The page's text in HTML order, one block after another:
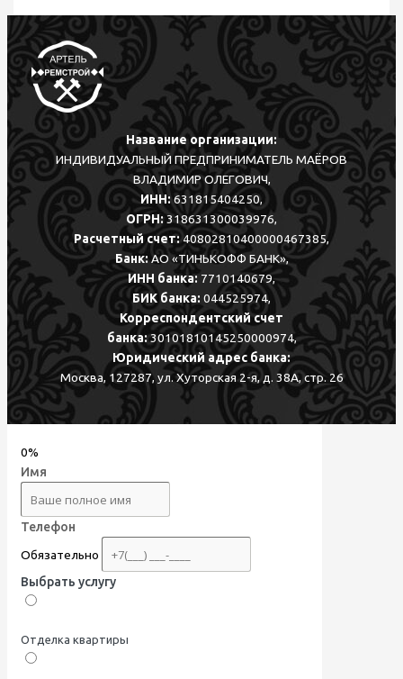
Название организации:
ИНДИВИДУАЛЬНЫЙ ПРЕДПРИНИМАТЕЛЬ МАЁРОВ
ВЛАДИМИР ОЛЕГОВИЧ,
ИНН:631815404250,
ОГРН:318631300039976,
Расчетный счет:40802810400000467385,
Банк:АО «ТИНЬКОФФ БАНК»,
ИНН банка: 7710140679,
БИК банка: 044525974,
Корреспондентский счет
банка:30101810145250000974,
Юридический адрес банка:
Москва, 127287, ул. Хуторская 2-я, д. 38А, стр. 26
0%
Имя
Телефон
Обязательно
Выбрать услугу
Отделка квартиры